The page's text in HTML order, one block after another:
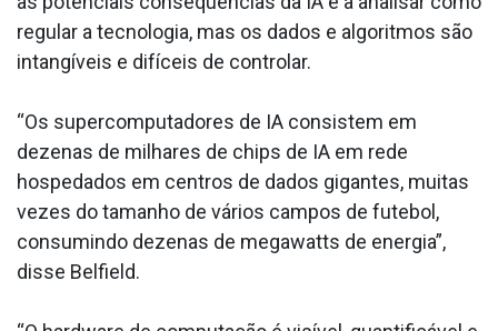
regular a tecnologia, mas os dados e algoritmos são
intangíveis e difíceis de controlar.
“Os supercomputadores de IA consistem em
dezenas de milhares de chips de IA em rede
hospedados em centros de dados gigantes, muitas
vezes do tamanho de vários campos de futebol,
consumindo dezenas de megawatts de energia”,
disse Belfield.